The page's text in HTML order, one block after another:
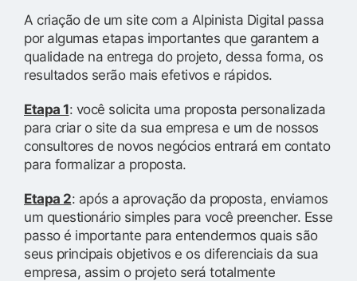
A criação de um site com a Alpinista Digital passa
por algumas etapas importantes que garantem a
qualidade na entrega do projeto, dessa forma, os
resultados serão mais efetivos e rápidos.
Etapa 1: você solicita uma proposta personalizada
para criar o site da sua empresa e um de nossos
consultores de novos negócios entrará em contato
para formalizar a proposta.
Etapa 2: após a aprovação da proposta, enviamos
um questionário simples para você preencher. Esse
passo é importante para entendermos quais são
seus principais objetivos e os diferenciais da sua
empresa, assim o projeto será totalmente